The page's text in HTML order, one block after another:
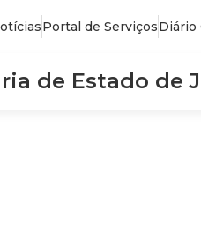
Portal de ServiçosDiário
de Estado